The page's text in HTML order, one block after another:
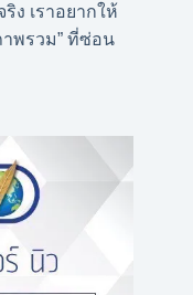
ง เราอยากให้
าพรวม” ที่ซ่อน